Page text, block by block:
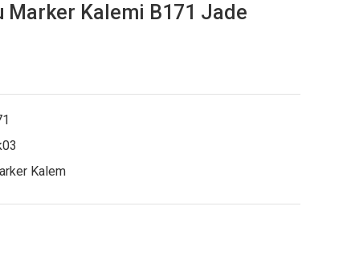
Marker Kalemi B171 Jade
Kalem